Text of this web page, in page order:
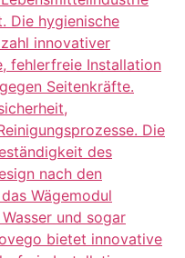
Die hygienische
innovativer
fehlerfreie Installation
Seitenkräfte.
Die
des
nach den
Wägemodul
und sogar
bietet innovative